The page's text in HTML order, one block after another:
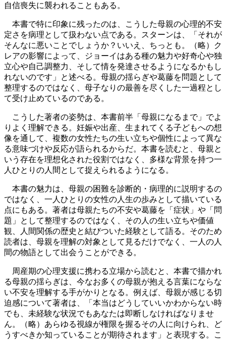
自信喪失に襲われることもある。
本書で特に印象に残ったのは、こうした母親の心理的不安
定さを病理として扱わない点である。スターンは、「それが
そんなに悪いことでしょうか？いいえ、ちっとも。（略）ク
レアの影響によって、ジョーイはある種の魅力や好奇心や独
立心や自己調整力、そして情を発達させるようになるかもし
れないのです」と述べる。母親の揺らぎや葛藤を問題として
整理するのではなく、母子なりの最善を尽くした一過程とし
て受け止めているのである。
こうした著者の姿勢は、本書前半「母親になるまで」でよ
りよく理解できる。妊娠や出産、生まれてくる子どもへの想
像を通して、複数の女性たちの生い立ちや個性によって異な
る意味づけや反応が語られるからだ。本書を読むと、母親と
いう存在を理想化された役割ではなく、多様な背景を持つ一
人ひとりの人間として捉えられるようになる。
本書の魅力は、母親の困難を診断的・病理的に説明するの
ではなく、一人ひとりの女性の人生の歩みとして描いている
点にもある。著者は母親たちの不安や葛藤を「症状」や「問
題」として整理するのではなく、その人の生い立ちや価値
観、人間関係の歴史と結びついた経験として語る。そのため
読者は、母親を理解の対象として見るだけでなく、一人の人
間の物語として出会うことができる。
周産期の心理支援に携わる立場から読むと、本書で描かれ
る母親の揺らぎは、今なお多くの母親が抱える言葉にならな
い不安を理解する手がかりとなる。例えば、母親が感じる切
迫感について著者は、「本当はどうしていいかわからない時
でも、未経験な状況でもあなたは即断しなければなりませ
ん。（略）あらゆる視線が権限を握るその人に向けられ、ど
うすべきか知っていることが期待されます」と表現する。こ